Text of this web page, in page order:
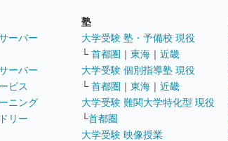
ーバー
ーバー
ビス
ニング
リー
塾
大学受験 塾・予備校 現役
└ 首都圏 ｜ 東海 ｜ 近畿
大学受験 個別指導塾 現役
└ 首都圏 ｜ 東海 ｜ 近畿
大学受験 難関大学特化型 現役
└首都圏
大学受験 映像授業